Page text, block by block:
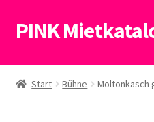
Zur
Navigation
Zum
Inhalt
PINK
Start
Start Bühne Moltonkasch